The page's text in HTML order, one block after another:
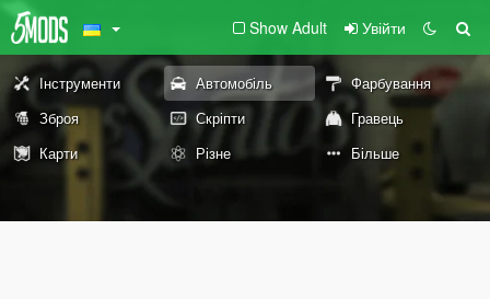
Show Adult Увійти
Інструменти Автомобіль
Фарбування
Зброя
Скріпти
Гравець
Карти
Різне Більше